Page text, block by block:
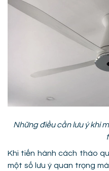
Những điều cần lưu ý khi
Khi tiến hành cách tháo
một số lưu ý quan trọng